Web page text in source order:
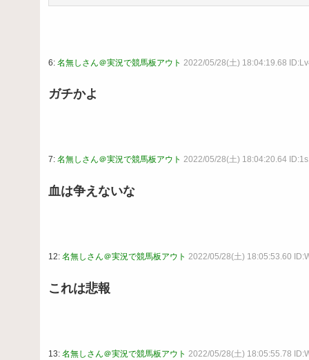
6: 名無しさん＠実況で競馬板アウト 2022/05/28(土) 18:04:19.68
ガチかよ
7: 名無しさん＠実況で競馬板アウト 2022/05/28(土) 18:04:20.64
血は争えないな
12: 名無しさん＠実況で競馬板アウト 2022/05/28(土) 18:05:53.60
これは悲報
13: 名無しさん＠実況で競馬板アウト 2022/05/28(土) 18:05:55.78